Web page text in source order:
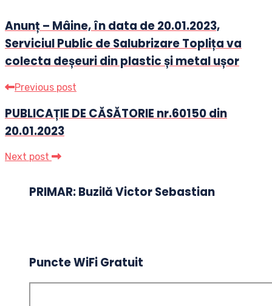
Anunț – Mâine, în data de 20.01.2023,
Serviciul Public de Salubrizare Toplița va
colecta deșeuri din plastic și metal ușor
Previous post
PUBLICAȚIE DE CĂSĂTORIE nr.60150 din
20.01.2023
Next post
PRIMAR: Buzilă Victor Sebastian
Puncte WiFi Gratuit